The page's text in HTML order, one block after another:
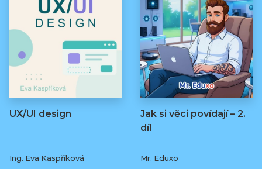
UX/UI design
Ing. Eva Kaspříková
Jak si věci povídají – 2.
díl
Mr. Eduxo